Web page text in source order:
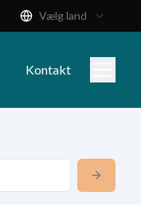
Vælg land
Kontakt